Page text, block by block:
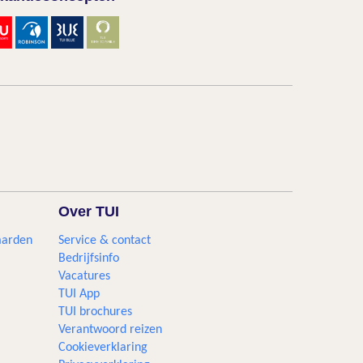
Over TUI
Service & contact
Bedrijfsinfo
Vacatures
TUI App
TUI brochures
Verantwoord reizen
Cookieverklaring